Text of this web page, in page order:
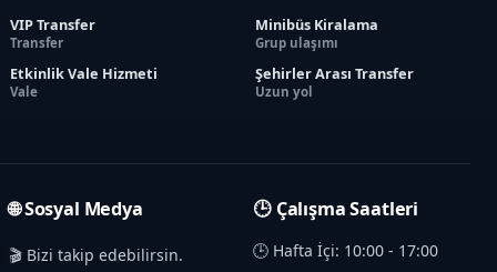
VIP Transfer
Transfer
Minibüs Kiralama
Grup ulaşımı
Etkinlik Vale Hizmeti
Vale
Şehirler Arası Transfer
Uzun yol
🌐 Sosyal Medya
🎬 Bizi takip edebilirsin.
🕒 Çalışma Saatleri
🕒 Hafta İçi: 10:00 - 17:00